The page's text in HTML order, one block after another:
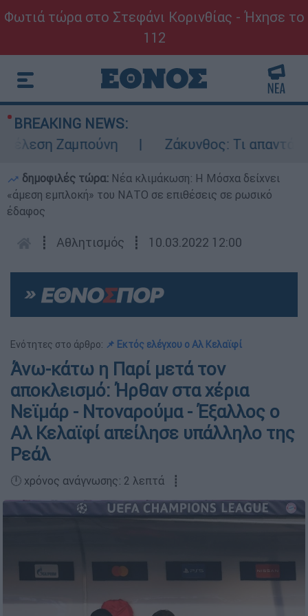
Φωτιά τώρα στο Στεφάνι Κορινθίας - Ήχησε το
112
BREAKING NEWS:
Ζαμπούνη
Ζάκυνθος: Τι απαντά η
δημοφιλές τώρα: Νέα κλιμάκωση: Η Μόσχα δείχνει
«άμεση εμπλοκή» του ΝΑΤΟ σε επιθέσεις σε ρωσικό
έδαφος
┋ Αθλητισμός ┋ 10.03.2022 12:00
Ενότητες στο άρθρο: 📌 Εκτός ελέγχου ο Αλ Κελαϊφί
Άνω-κάτω η Παρί μετά τον
αποκλεισμό: Ήρθαν στα χέρια
Νεϊμάρ - Ντοναρούμα - Έξαλλος ο
Αλ Κελαϊφί απείλησε υπάλληλο της
Ρεάλ
🕛 χρόνος ανάγνωσης: 2 λεπτά ┋